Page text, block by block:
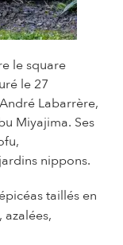
le square
le 27
Labarrère,
Miyajima. Ses
nippons.
taillés en